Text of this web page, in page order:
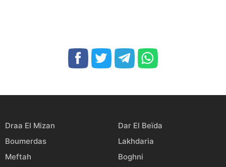
Draa El Mizan
Dar El Beïda
Boumerdas
Lakhdaria
Meftah
Boghni